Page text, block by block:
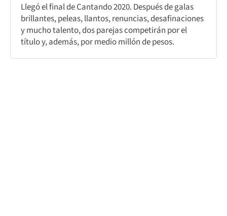
Llegó el final de Cantando 2020. Después de galas
brillantes, peleas, llantos, renuncias, desafinaciones
y mucho talento, dos parejas competirán por el
título y, además, por medio millón de pesos.